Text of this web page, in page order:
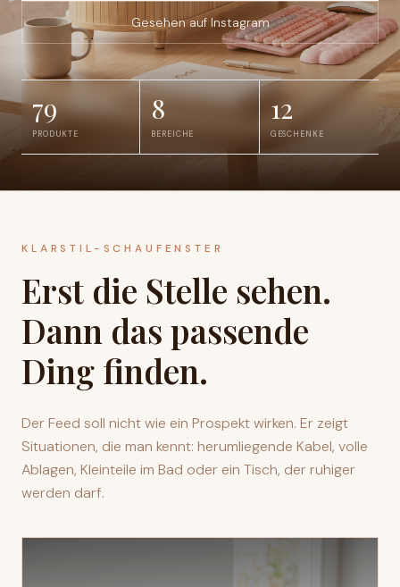
Gesehen auf Instagram
79
PRODUKTE
8
BEREICHE
12
GESCHENKE
KLARSTIL-SCHAUFENSTER
Erst die Stelle sehen.
Dann das passende
Ding finden.
Der Feed soll nicht wie ein Prospekt wirken. Er zeigt
Situationen, die man kennt: herumliegende Kabel, volle
Ablagen, Kleinteile im Bad oder ein Tisch, der ruhiger
werden darf.